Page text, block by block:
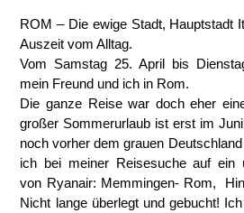
ROM – Die ewige Stadt, Hauptstadt
Auszeit vom Alltag.
Vom Samstag 25. April bis
mein Freund und ich in Rom.
Die ganze Reise war doch eher
großer Sommerurlaub ist erst im
noch vorher dem grauen
ich bei meiner Reisesuche auf ein
von Ryanair: Memmingen- Rom,
Nicht lange überlegt und gebucht!